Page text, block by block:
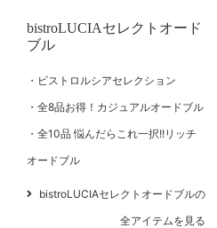
bistroLUCIAセレクトオード
ブル
ビストロルシアセレクション
全8品お得！カジュアルオードブル
全10品 悩んだらこれ一択!!リッチ
オードブル
bistroLUCIAセレクトオードブルの
全アイテムを見る